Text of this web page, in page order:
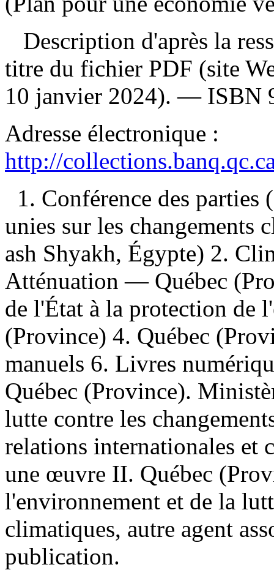
Description d'après la
titre du fichier PDF (site
10 janvier 2024). — ISBN
Adresse électronique :
http://
1. Conférence des
unies sur les changements
ash Shyakh, Égypte) 2.
Atténuation — Québec
de l'État à la protection de
(Province) 4. Québec
manuels 6. Livres
Québec (Province).
lutte contre les
relations internationales et
une œuvre II. Québec
l'environnement et de la
climatiques, autre agent
publication.